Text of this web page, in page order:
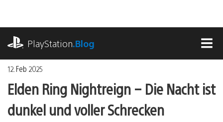
springen
PlayStation.Blog
12. Feb 2025
Elden Ring Nightreign – Die Nacht ist
dunkel und voller Schrecken